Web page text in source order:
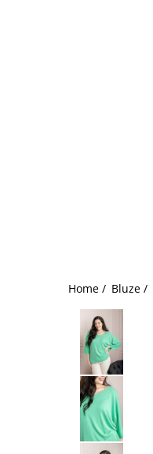
Home / Bluze /